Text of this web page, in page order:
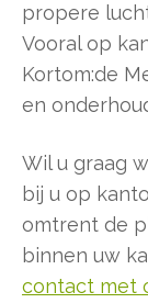
propere
Vooral op
Kortom:de
en
Wil u graag
bij u op
omtrent de
binnen uw
contact met